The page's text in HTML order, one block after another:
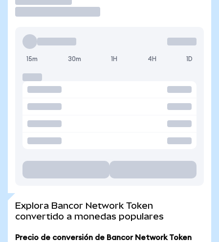
15m 30m 1H 4H 1D
Explora Bancor Network Token
convertido a monedas populares
Precio de conversión de Bancor Network Token